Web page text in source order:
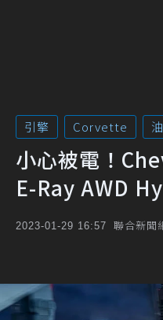
引擎 Corvette
小心被電！
E-Ray AWD
2023-01-29 16:57 聯合新聞